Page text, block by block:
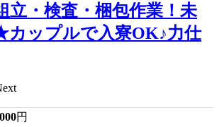
立・検査・梱包作業！未
カップルで入寮OK♪力仕
円